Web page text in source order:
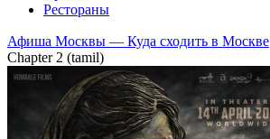
Рестораны
Афиша Москвы — Куда сходить в Москве
Chapter 2 (tamil)